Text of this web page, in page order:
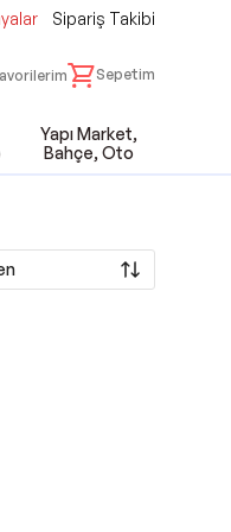
Sipariş Takibi
Sepetim
Yapı Market,
Bahçe, Oto